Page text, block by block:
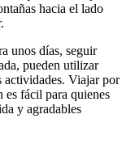
hacia el lado
unos días, seguir
pueden utilizar
actividades. Viajar por
es fácil para quienes
y agradables